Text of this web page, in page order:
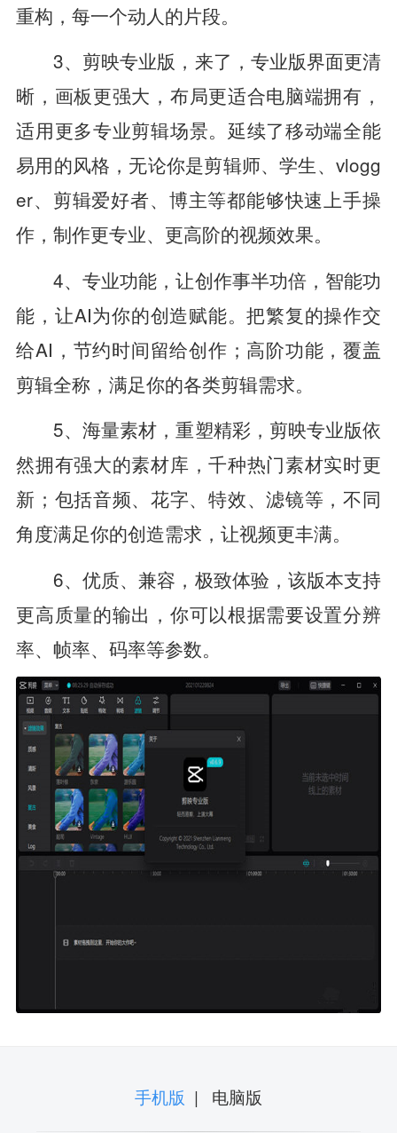
重构，每一个动人的片段。
3、剪映专业版，来了，专业版界面更清
晰，画板更强大，布局更适合电脑端拥有，
适用更多专业剪辑场景。延续了移动端全能
易用的风格，无论你是剪辑师、学生、vlogg
er、剪辑爱好者、博主等都能够快速上手操
作，制作更专业、更高阶的视频效果。
4、专业功能，让创作事半功倍，智能功
能，让AI为你的创造赋能。把繁复的操作交
给AI，节约时间留给创作；高阶功能，覆盖
剪辑全称，满足你的各类剪辑需求。
5、海量素材，重塑精彩，剪映专业版依
然拥有强大的素材库，千种热门素材实时更
新；包括音频、花字、特效、滤镜等，不同
角度满足你的创造需求，让视频更丰满。
6、优质、兼容，极致体验，该版本支持
更高质量的输出，你可以根据需要设置分辨
率、帧率、码率等参数。
手机版 | 电脑版